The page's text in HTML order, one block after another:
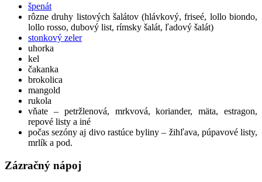
špenát
rôzne druhy listových šalátov (hlávkový, friseé, lollo biondo,
lollo rosso, dubový list, rímsky šalát, ľadový šalát)
stonkový zeler
uhorka
kel
čakanka
brokolica
mangold
rukola
vňate – petržlenová, mrkvová, koriander, mäta, estragon,
repové listy a iné
počas sezóny aj divo rastúce byliny – žihľava, púpavové listy,
mrlík a pod.
Zázračný nápoj